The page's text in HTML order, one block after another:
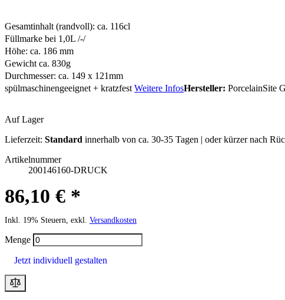
Gesamtinhalt (randvoll): ca. 116cl
Füllmarke bei 1,0L /-/
Höhe: ca. 186 mm
Gewicht ca. 830g
Durchmesser: ca. 149 x 121mm
spülmaschinengeeignet + kratzfest Weitere InfosHersteller: PorcelainSite
Auf Lager
Lieferzeit: Standard innerhalb von ca. 30-35 Tagen | oder kürzer nach
Artikelnummer
200146160-DRUCK
86,10 € *
Inkl. 19% Steuern, exkl. Versandkosten
Menge
Jetzt individuell gestalten